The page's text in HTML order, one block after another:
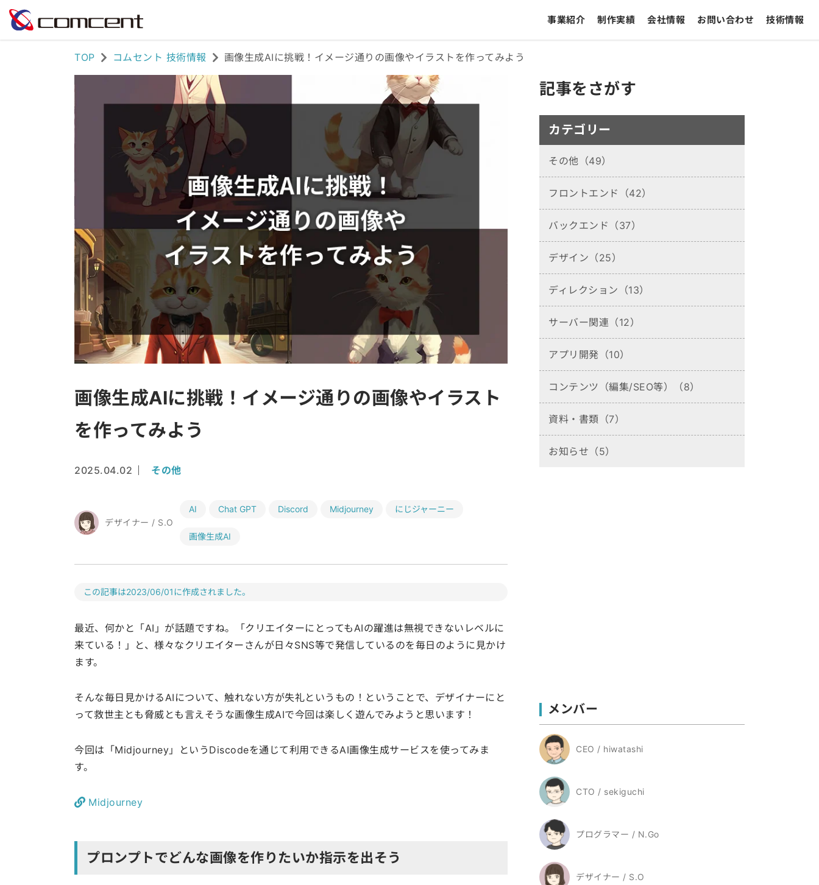
事業紹介 制作実績 会社情報 お問い合わせ 技術情報
TOP コムセント 技術情報 画像生成AIに挑戦！イメージ通りの画像やイラストを作ってみよう
画像生成AIに挑戦！イメージ通りの画像やイラスト
を作ってみよう
2025.04.02 その他
デザイナー / S.O
AI Chat GPT Discord Midjourney にじジャーニー
画像生成AI
この記事は2023/06/01に作成されました。
最近、何かと「AI」が話題ですね。「クリエイターにとってもAIの躍進は無視できないレベルに
来ている！」と、様々なクリエイターさんが日々SNS等で発信しているのを毎日のように見かけ
ます。
そんな毎日見かけるAIについて、触れない方が失礼というもの！ということで、デザイナーにと
って救世主とも脅威とも言えそうな画像生成AIで今回は楽しく遊んでみようと思います！
今回は「Midjourney」というDiscodeを通じて利用できるAI画像生成サービスを使ってみま
す。
Midjourney
プロンプトでどんな画像を作りたいか指示を出そう
記事をさがす
カテゴリー
その他（49）
フロントエンド（42）
バックエンド（37）
デザイン（25）
ディレクション（13）
サーバー関連（12）
アプリ開発（10）
コンテンツ（編集/SEO等）（8）
資料・書類（7）
お知らせ（5）
メンバー
CEO / hiwatashi
CTO / sekiguchi
プログラマー / N.Go
デザイナー / S.O